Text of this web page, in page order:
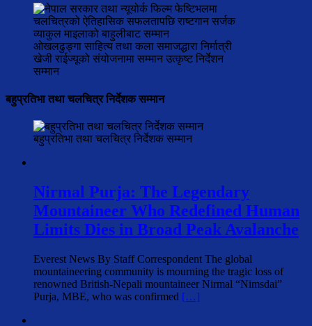
ओखलढुङ्गा साहित्य तथा कला समाजद्धारा निर्मात्री
खेजी राईज्यूको संयोजनामा सम्मान उत्कृष्ट निर्देशन
सम्मान
बहुप्रतिभा तथा चलचित्र निर्देशक सम्मान
बहुप्रतिभा तथा चलचित्र निर्देशक सम्मान
Nirmal Purja: The Legendary
Mountaineer Who Redefined Human
Limits Dies in Broad Peak Avalanche
Everest News By Staff Correspondent The global
mountaineering community is mourning the tragic loss of
renowned British-Nepali mountaineer Nirmal “Nimsdai”
Purja, MBE, who was confirmed […]